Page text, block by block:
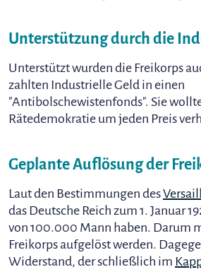
Unterstützung durch die
Unterstützt wurden die Freikorps
zahlten Industrielle Geld in einen
"Antibolschewistenfonds". Sie
Rätedemokratie um jeden Preis
Geplante Auflösung der
Laut den Bestimmungen des
das Deutsche Reich zum 1. Januar
von 100.000 Mann haben. Darum
Freikorps aufgelöst werden.
Widerstand, der schließlich im